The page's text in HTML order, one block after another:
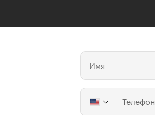
Имя
Телефон